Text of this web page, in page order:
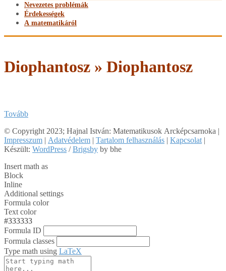
Nevezetes problémák
Érdekességek
A matematikáról
Diophantosz » Diophantosz
Tovább
2018-
02-
23
© Copyright 2023; Hajnal István: Matematikusok Arcképcsarnoka |
Impresszum | Adatvédelem | Tartalom felhasználás | Kapcsolat |
Készült: WordPress /Brigsby by bhe
Insert math as
Block
Inline
Additional settings
Formula color
Text color
#333333
Formula ID
Formula classes
Type math using LaTeX